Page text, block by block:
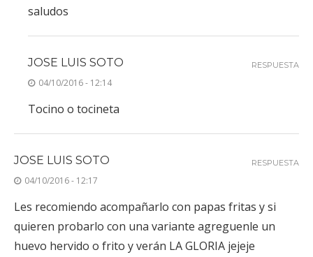
saludos
JOSE LUIS SOTO
04/10/2016 - 12:14
Tocino o tocineta
RESPUESTA
JOSE LUIS SOTO
04/10/2016 - 12:17
Les recomiendo acompañarlo con papas fritas y si
quieren probarlo con una variante agreguenle un
huevo hervido o frito y verán LA GLORIA jejeje
RESPUESTA